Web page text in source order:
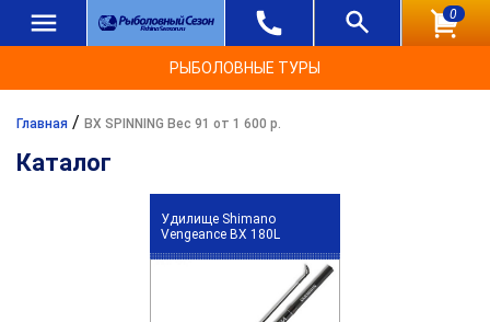
0
РЫБОЛОВНЫЕ ТУРЫ
Главная / BX SPINNING Вес 91 от 1 600 р.
Каталог
Удилище Shimano
Vengeance BX 180L